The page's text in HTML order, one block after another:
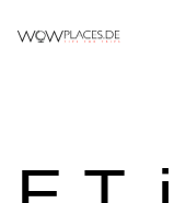
Reiseblog